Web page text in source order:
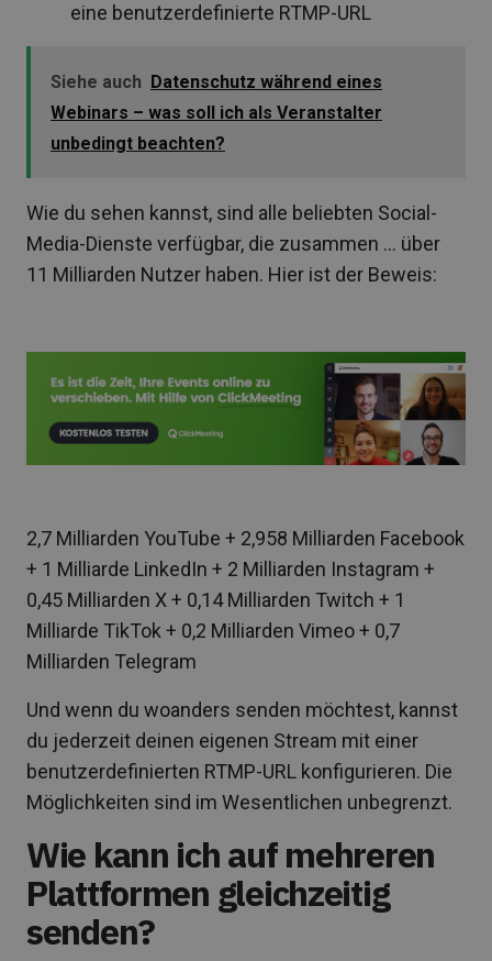
eine benutzerdefinierte RTMP-URL
Siehe auch Datenschutz während eines
Webinars – was soll ich als Veranstalter
unbedingt beachten?
Wie du sehen kannst, sind alle beliebten Social-
Media-Dienste verfügbar, die zusammen … über
11 Milliarden Nutzer haben. Hier ist der Beweis:
2,7 Milliarden YouTube + 2,958 Milliarden Facebook
+ 1 Milliarde LinkedIn + 2 Milliarden Instagram +
0,45 Milliarden X + 0,14 Milliarden Twitch + 1
Milliarde TikTok + 0,2 Milliarden Vimeo + 0,7
Milliarden Telegram
Und wenn du woanders senden möchtest, kannst
du jederzeit deinen eigenen Stream mit einer
benutzerdefinierten RTMP-URL konfigurieren. Die
Möglichkeiten sind im Wesentlichen unbegrenzt.
Wie kann ich auf mehreren
Plattformen gleichzeitig
senden?